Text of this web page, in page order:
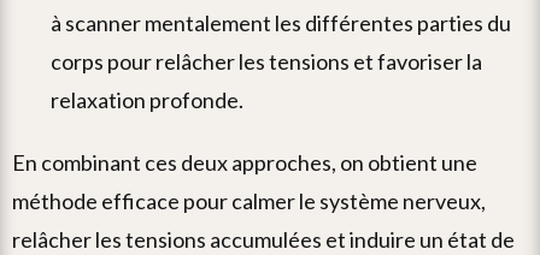
à scanner mentalement les différentes parties du
corps pour relâcher les tensions et favoriser la
relaxation profonde.
en combinant ces deux approches, on obtient une
méthode efficace pour calmer le système nerveux,
relâcher les tensions accumulées et induire un état de